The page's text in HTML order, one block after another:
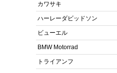
カワサキ
ハーレーダビッドソン
ビューエル
BMW Motorrad
トライアンフ